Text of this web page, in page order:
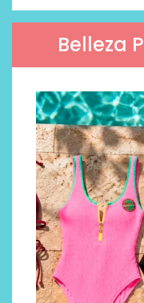
Belleza